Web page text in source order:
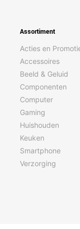
Assortiment
Acties en
Accessoires
Beeld & Geluid
Componenten
Computer
Gaming
Huishouden
Keuken
Smartphone
Verzorging